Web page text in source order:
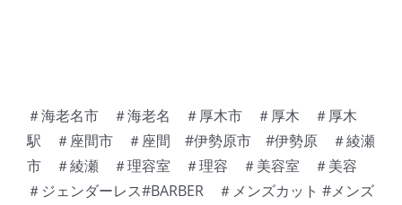
＃海老名市 ＃海老名 ＃厚木市 ＃厚木 ＃厚木
駅 ＃座間市 ＃座間 #伊勢原市 #伊勢原 ＃綾瀬
市 ＃綾瀬 ＃理容室 ＃理容 ＃美容室 ＃美容
＃ジェンダーレス#BARBER ＃メンズカット #メンズ